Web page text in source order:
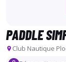
PADDLE
Club Nautique